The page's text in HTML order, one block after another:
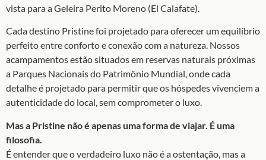
vista para a Geleira Perito Moreno (El Calafate).
Cada destino Pristine foi projetado para oferecer um equilíbrio
perfeito entre conforto e conexão com a natureza. Nossos
acampamentos estão situados em reservas naturais próximas
a Parques Nacionais do Patrimônio Mundial, onde cada
detalhe é projetado para permitir que os hóspedes vivenciem a
autenticidade do local, sem comprometer o luxo.
Mas a Pristine não é apenas uma forma de viajar. É uma
filosofia.
É entender que o verdadeiro luxo não é a ostentação, mas a